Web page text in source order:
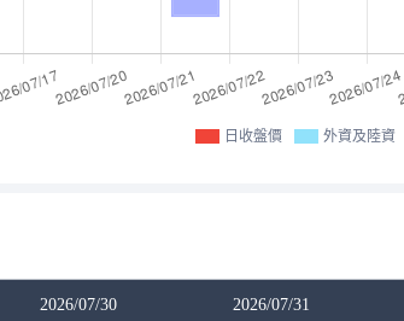
日收盤價 外資及陸資
2026/07/30 2026/07/31